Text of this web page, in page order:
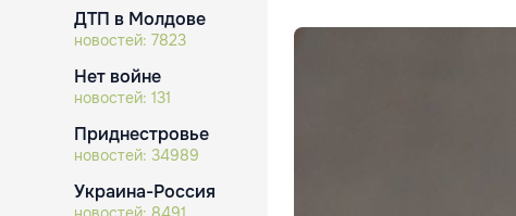
ДТП в Молдове
новостей: 7823
Нет войне
новостей: 131
Приднестровье
новостей: 34989
Украина-Россия